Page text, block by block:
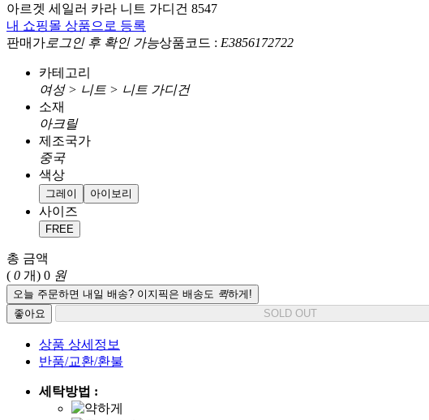
아르겟 세일러 카라 니트 가디건 8547
내 쇼핑몰 상품으로 등록
판매가 로그인 후 확인 가능상품코드 : E3856172722
카테고리
여성 > 니트 > 니트 가디건
소재
아크릴
제조국가
중국
색상
그레이 아이보리
사이즈
FREE
총 금액
( 0 개) 0 원
오늘 주문하면 내일 배송? 이지픽은 배송도 퀵하게!
좋아요
SOLD OUT
상품 상세정보
반품/교환/환불
세탁방법 :